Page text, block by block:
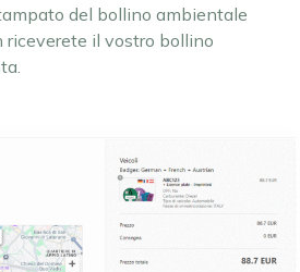
del bollino ambientale
riceverete il vostro bollino